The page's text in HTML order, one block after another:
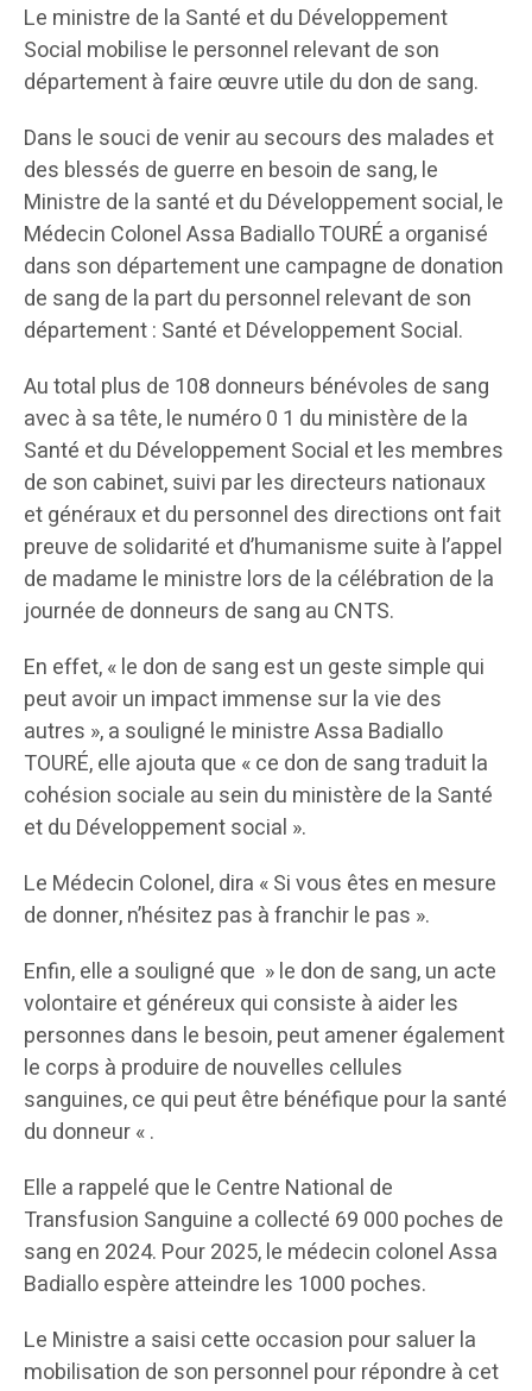
Le ministre de la Santé et du Développement
Social mobilise le personnel relevant de son
département à faire œuvre utile du don de sang.
Dans le souci de venir au secours des malades et
des blessés de guerre en besoin de sang, le
Ministre de la santé et du Développement social, le
Médecin Colonel Assa Badiallo TOURÉ a organisé
dans son département une campagne de donation
de sang de la part du personnel relevant de son
département : Santé et Développement Social.
Au total plus de 108 donneurs bénévoles de sang
avec à sa tête, le numéro 0 1 du ministère de la
Santé et du Développement Social et les membres
de son cabinet, suivi par les directeurs nationaux
et généraux et du personnel des directions ont fait
preuve de solidarité et d’humanisme suite à l’appel
de madame le ministre lors de la célébration de la
journée de donneurs de sang au CNTS.
En effet, « le don de sang est un geste simple qui
peut avoir un impact immense sur la vie des
autres », a souligné le ministre Assa Badiallo
TOURÉ, elle ajouta que « ce don de sang traduit la
cohésion sociale au sein du ministère de la Santé
et du Développement social ».
Le Médecin Colonel, dira « Si vous êtes en mesure
de donner, n’hésitez pas à franchir le pas ».
Enfin, elle a souligné que » le don de sang, un acte
volontaire et généreux qui consiste à aider les
personnes dans le besoin, peut amener également
le corps à produire de nouvelles cellules
sanguines, ce qui peut être bénéfique pour la santé
du donneur « .
Elle a rappelé que le Centre National de
Transfusion Sanguine a collecté 69 000 poches de
sang en 2024. Pour 2025, le médecin colonel Assa
Badiallo espère atteindre les 1000 poches.
Le Ministre a saisi cette occasion pour saluer la
mobilisation de son personnel pour répondre à cet